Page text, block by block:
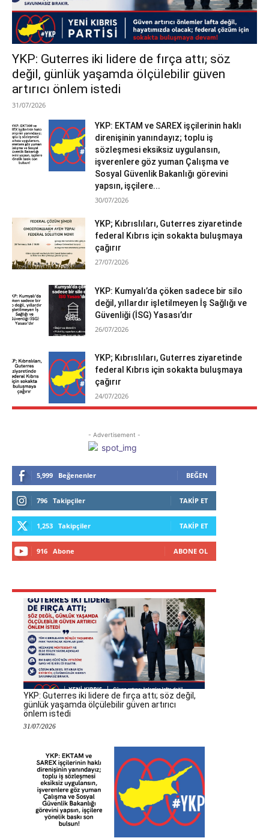
YKP: Guterres iki lidere de fırça attı; söz
değil, günlük yaşamda ölçülebilir güven
artırıcı önlem istedi
31/07/2026
YKP: EKTAM ve SAREX işçilerinin haklı
direnişinin yanındayız; toplu iş
sözleşmesi eksiksiz uygulansın,
işverenlere göz yuman Çalışma ve
Sosyal Güvenlik Bakanlığı görevini
yapsın, işçilere...
30/07/2026
YKP; Kıbrıslıları, Guterres ziyaretinde
federal Kıbrıs için sokakta buluşmaya
çağırır
27/07/2026
YKP: Kumyalı’da çöken sadece bir silo
değil, yıllardır işletilmeyen İş Sağlığı ve
Güvenliği (İSG) Yasası’dır
26/07/2026
YKP; Kıbrıslıları, Guterres ziyaretinde
federal Kıbrıs için sokakta buluşmaya
çağırır
24/07/2026
- Advertisement -
5,999 Beğenenler BEĞEN
796 Takipçiler TAKIP ET
1,253 Takipçiler TAKIP ET
916 Abone ABONE OL
YKP: Guterres iki lidere de fırça attı; söz değil,
günlük yaşamda ölçülebilir güven artırıcı
önlem istedi
31/07/2026